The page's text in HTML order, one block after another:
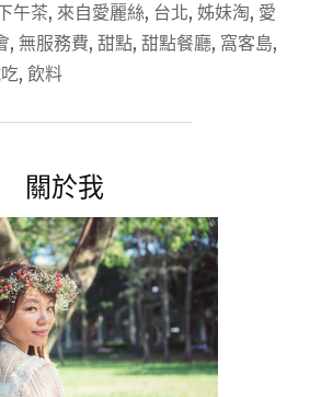
茶
甜
門
※
試
※】
ALICE
IS
COMING
來
午茶, 來自愛麗絲, 台北, 姊妹淘, 愛
, 無服務費, 甜點, 甜點餐廳, 窩客島,
, 飲料
關於我